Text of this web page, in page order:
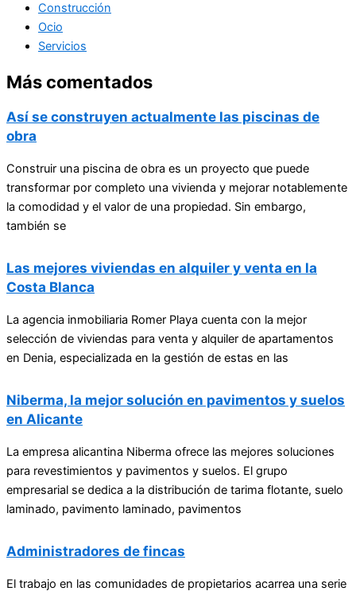
Construcción
Ocio
Servicios
Más comentados
Así se construyen actualmente las piscinas de
obra
Construir una piscina de obra es un proyecto que puede
transformar por completo una vivienda y mejorar notablemente
la comodidad y el valor de una propiedad. Sin embargo,
también se
Las mejores viviendas en alquiler y venta en la
Costa Blanca
La agencia inmobiliaria Romer Playa cuenta con la mejor
selección de viviendas para venta y alquiler de apartamentos
en Denia, especializada en la gestión de estas en las
Niberma, la mejor solución en pavimentos y suelos
en Alicante
La empresa alicantina Niberma ofrece las mejores soluciones
para revestimientos y pavimentos y suelos. El grupo
empresarial se dedica a la distribución de tarima flotante, suelo
laminado, pavimento laminado, pavimentos
Administradores de fincas
El trabajo en las comunidades de propietarios acarrea una serie